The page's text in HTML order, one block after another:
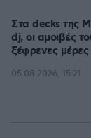
Στα decks της
dj, οι αμοιβές
ξέφρενες μέρες
05.08.2026, 15:21